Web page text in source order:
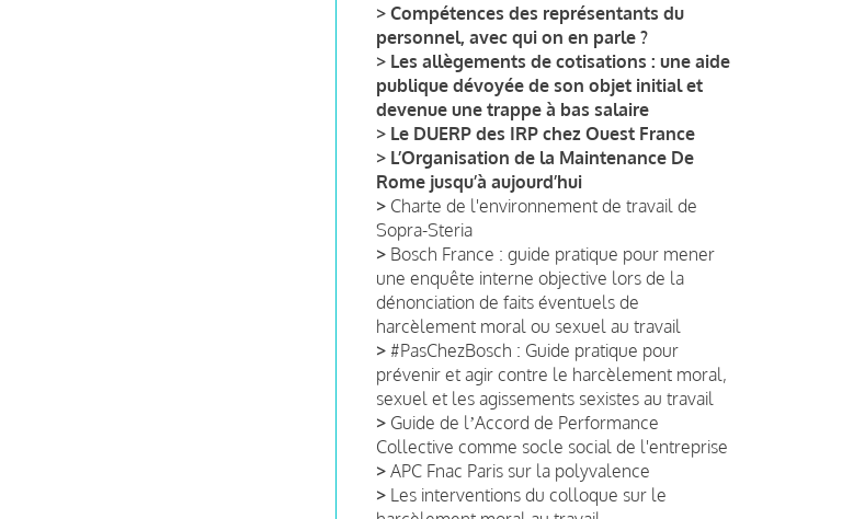
> Compétences des représentants du
personnel, avec qui on en parle ?
> Les allègements de cotisations : une aide
publique dévoyée de son objet initial et
devenue une trappe à bas salaire
> Le DUERP des IRP chez Ouest France
> L’Organisation de la Maintenance De
Rome jusqu’à aujourd’hui
> Charte de l'environnement de travail de
Sopra-Steria
> Bosch France : guide pratique pour mener
une enquête interne objective lors de la
dénonciation de faits éventuels de
harcèlement moral ou sexuel au travail
> #PasChezBosch : Guide pratique pour
prévenir et agir contre le harcèlement moral,
sexuel et les agissements sexistes au travail
> Guide de lʼAccord de Performance
Collective comme socle social de l'entreprise
> APC Fnac Paris sur la polyvalence
> Les interventions du colloque sur le